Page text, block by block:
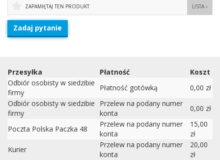
LISTA ›
ZAPAMIĘTAJ TEN PRODUKT
Zadaj pytanie
Przesyłka Płatność
Koszt
Odbiór osobisty w siedzibie
firmy
Płatność gotówką
0,00 zł
Odbiór osobisty w siedzibie
firmy
Przelew na podany numer
konta
0,00 zł
Poczta Polska Paczka 48
Przelew na podany numer
konta
15,00
zł
Kurier
Przelew na podany numer
konta
20,00
zł